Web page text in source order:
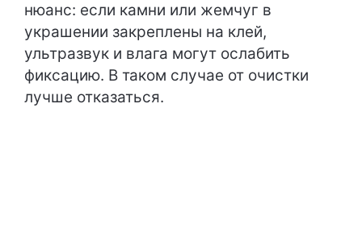
нюанс: если камни или жемчуг в
украшении закреплены на клей,
ультразвук и влага могут ослабить
фиксацию. В таком случае от очистки
лучше отказаться.